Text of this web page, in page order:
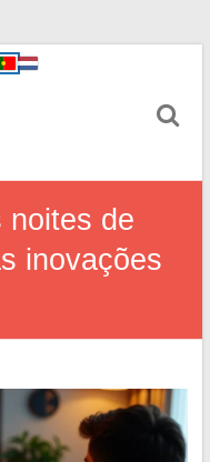
noites de
inovações